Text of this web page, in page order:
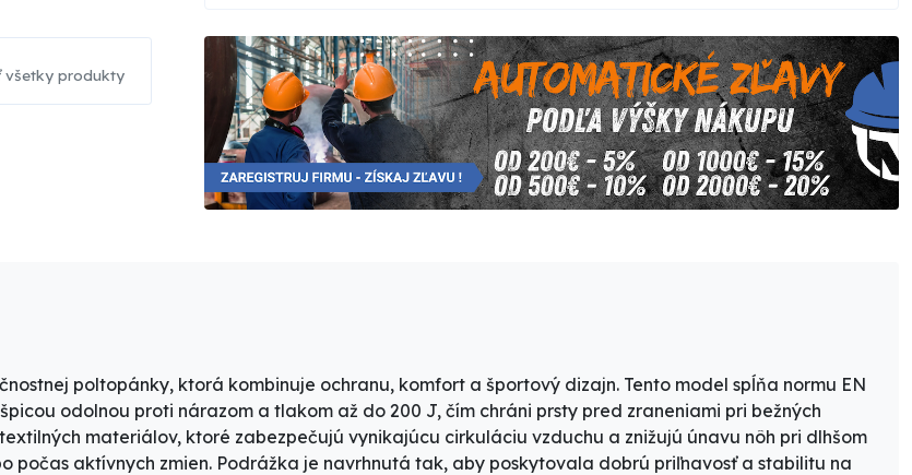
všetky produkty
poltopánky, ktorá kombinuje ochranu, komfort a športový dizajn. Tento model spĺňa normu EN
odolnou proti nárazom a tlakom až do 200 J, čím chráni prsty pred zraneniami pri bežných
materiálov, ktoré zabezpečujú vynikajúcu cirkuláciu vzduchu a znižujú únavu nôh pri dlhšom
počas aktívnych zmien. Podrážka je navrhnutá tak, aby poskytovala dobrú priľnavosť a stabilitu na